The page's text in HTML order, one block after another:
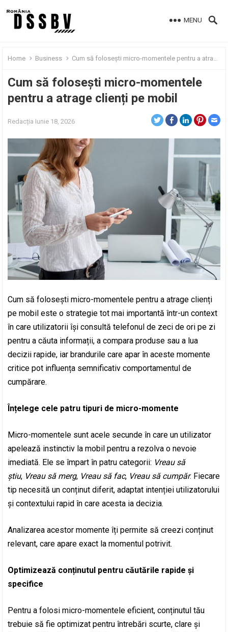
MENU
Home Business Cum să folosești micro-momentele pentru a atrage clienți pe mobil
Cum să folosești micro-momentele
pentru a atrage clienți pe mobil
Redacția Iunie 18, 2026
Cum să folosești micro-momentele pentru a atrage clienți
pe mobil este o strategie tot mai importantă într-un context
în care utilizatorii își consultă telefonul de zeci de ori pe zi
pentru a căuta informații, a compara produse sau a lua
decizii rapide, iar brandurile care apar în aceste momente
critice pot influența semnificativ comportamentul de
cumpărare.
Înțelege cele patru tipuri de micro-momente
Micro-momentele sunt acele secunde în care un utilizator
apelează instinctiv la mobil pentru a rezolva o nevoie
imediată. Ele se împart în patru categorii: Vreau să
știu, Vreau să merg, Vreau să fac, Vreau să cumpăr. Fiecare
tip necesită un conținut diferit, adaptat intenției utilizatorului
și contextului rapid în care acesta ia decizia.
Analizarea acestor momente îți permite să creezi conținut
relevant, care apare exact la momentul potrivit.
Optimizează conținutul pentru căutările rapide și
specifice
Pentru a folosi micro-momentele eficient, conținutul tău
trebuie să fie optimizat pentru întrebări scurte, clare și